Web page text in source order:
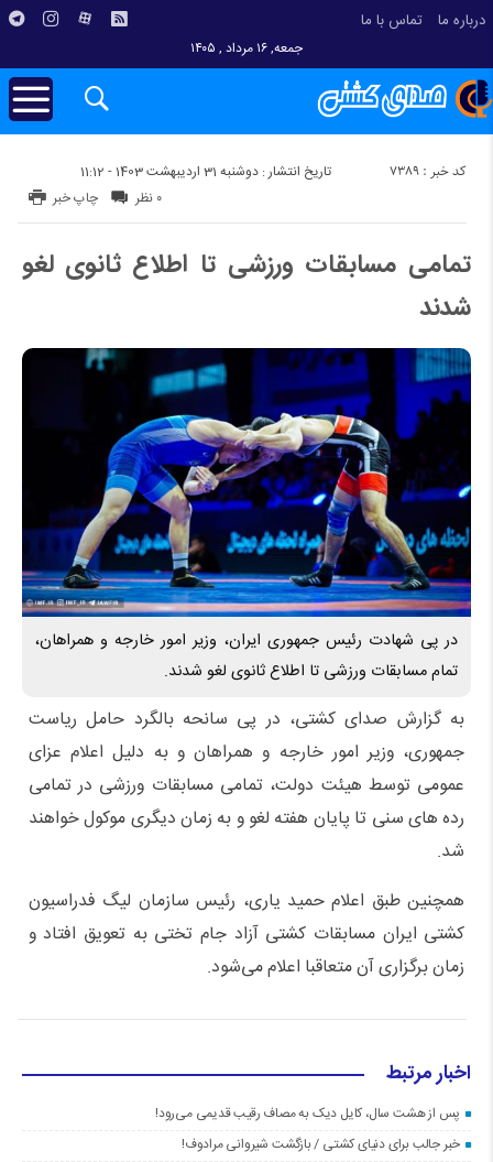
درباره ما تماس با ما
جمعه, ۱۶ مرداد , ۱۴۰۵
تاریخ انتشار : دوشنبه 31 اردیبهشت 1403 - 11:12 کد خبر : 7389
چاپ خبر ۰ نظر
تمامی مسابقات ورزشی تا اطلاع ثانوی لغو
شدند
در پی شهادت رئیس جمهوری ایران، وزیر امور خارجه و همراهان،
تمام مسابقات ورزشی تا اطلاع ثانوی لغو شدند.
به گزارش صدای کشتی، در پی سانحه بالگرد حامل ریاست
جمهوری، وزیر امور خارجه و همراهان و به دلیل اعلام عزای
عمومی توسط هیئت دولت، تمامی مسابقات ورزشی در تمامی
رده های سنی تا پایان هفته لغو و به زمان دیگری موکول خواهند
شد.
همچنین طبق اعلام حمید یاری، رئیس سازمان لیگ فدراسیون
کشتی ایران مسابقات کشتی آزاد جام تختی به تعویق افتاد و
زمان برگزاری آن متعاقبا اعلام می‌شود.
اخبار مرتبط
پس از هشت سال، کایل دیک به مصاف رقیب قدیمی می‌رود!
خبر جالب برای دنیای کشتی / بازگشت شیروانی مرادوف!